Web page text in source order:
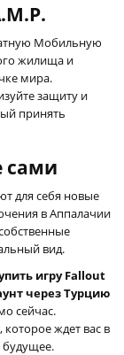
Мобильную
жилища и
мира.
защиту и
принять
сами
для себя новые
в Аппалачии
вид.
игру Fallout
через Турцию
сейчас.
ждет вас в
будущее.